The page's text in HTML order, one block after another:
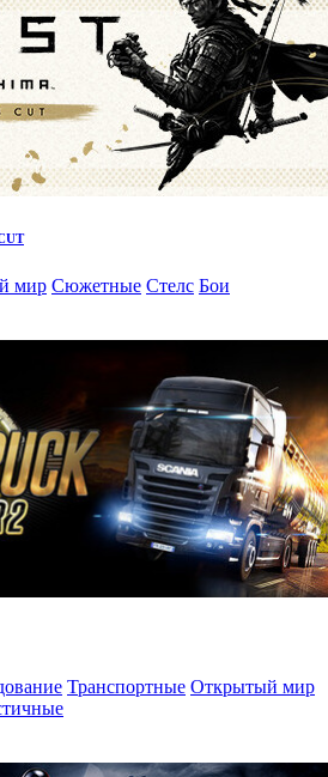
мир Сюжетные Стелс Бои
Транспортные Открытый мир